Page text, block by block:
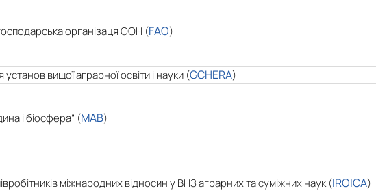
організаця ООН (FAO)
вищої аграрної освіти і науки (GCHERA)
і біосфера” (MAB)
міжнародних відносин у ВНЗ аграрних та суміжних наук (IROICA)